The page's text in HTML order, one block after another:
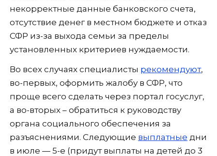
некорректные данные банковского счета,
отсутствие денег в местном бюджете и отказ
СФР из-за выхода семьи за пределы
установленных критериев нуждаемости.
Во всех случаях специалисты рекомендуют,
во-первых, оформить жалобу в СФР, что
проще всего сделать через портал госуслуг,
а во-вторых – обратиться к руководству
органа социального обеспечения за
разъяснениями. Следующие выплатные дни
в июле — 5-е (придут выплаты на детей до 3